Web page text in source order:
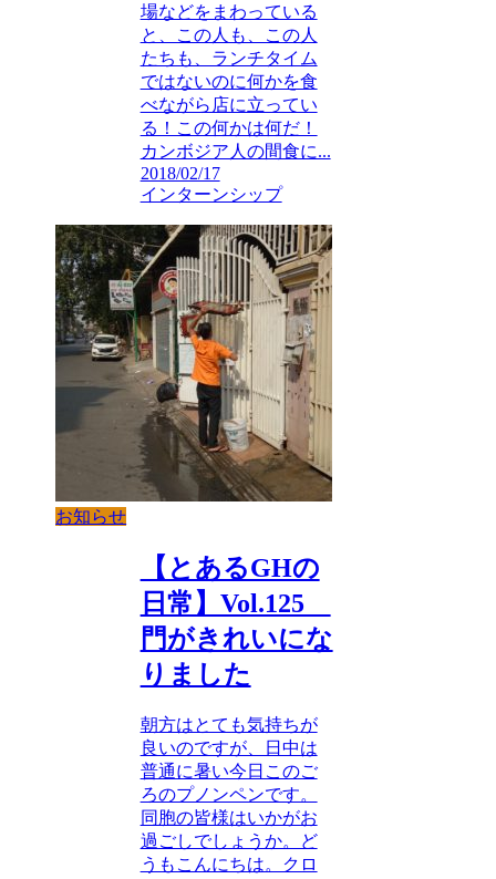
場などをまわっている
と、この人も、この人
たちも、ランチタイム
ではないのに何かを食
べながら店に立ってい
る！この何かは何だ！
カンボジア人の間食に...
2018/02/17
インターンシップ
お知らせ
【とあるGHの
日常】Vol.125
門がきれいにな
りました
朝方はとても気持ちが
良いのですが、日中は
普通に暑い今日このご
ろのプノンペンです。
同胞の皆様はいかがお
過ごしでしょうか。ど
うもこんにちは。クロ